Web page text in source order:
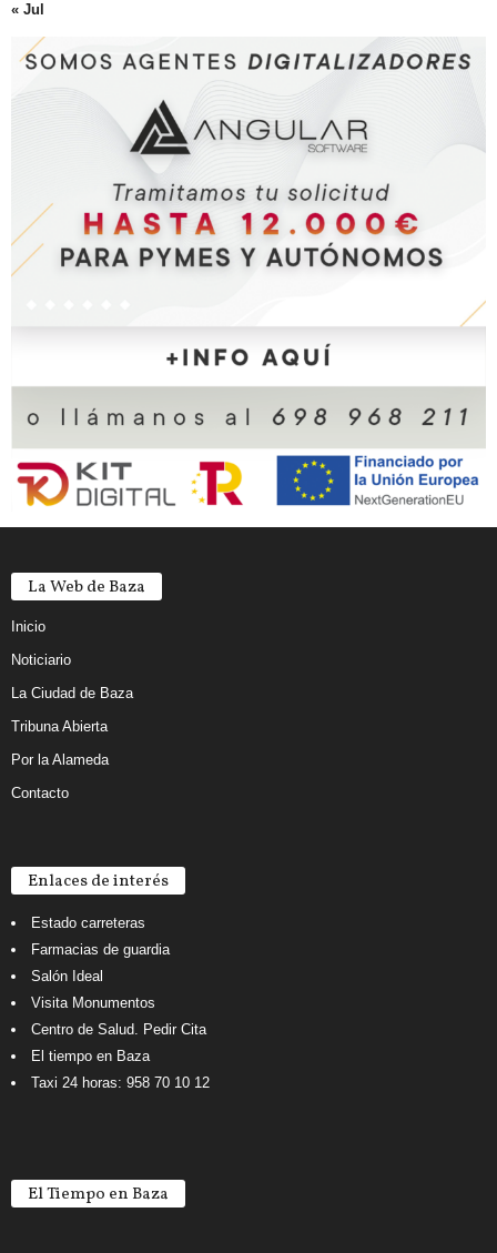
« Jul
La Web de Baza
Inicio
Noticiario
La Ciudad de Baza
Tribuna Abierta
Por la Alameda
Contacto
Enlaces de interés
Estado carreteras
Farmacias de guardia
Salón Ideal
Visita Monumentos
Centro de Salud. Pedir Cita
El tiempo en Baza
Taxi 24 horas: 958 70 10 12
El Tiempo en Baza